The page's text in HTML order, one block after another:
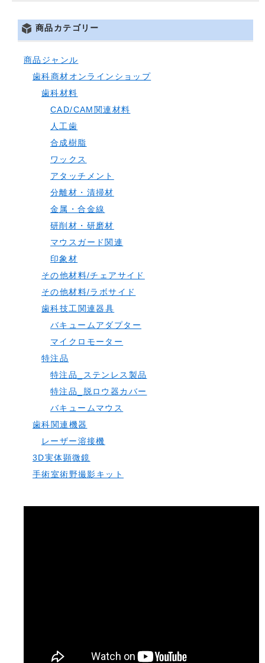
商品カテゴリー
商品ジャンル
歯科商材オンラインショップ
歯科材料
CAD/CAM関連材料
人工歯
合成樹脂
ワックス
アタッチメント
分離材・清掃材
金属・合金線
研削材・研磨材
マウスガード関連
印象材
その他材料/チェアサイド
その他材料/ラボサイド
歯科技工関連器具
バキュームアダプター
マイクロモーター
特注品
特注品_ステンレス製品
特注品_脱ロウ器カバー
バキュームマウス
歯科関連機器
レーザー溶接機
3D実体顕微鏡
手術室術野撮影キット